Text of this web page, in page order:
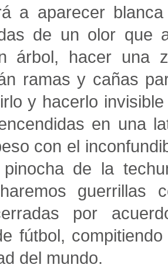
a aparecer
de un olor que
árbol, hacer una
ramas y cañas
y hacerlo
en una
con el
de la
por
fútbol,
del mundo.